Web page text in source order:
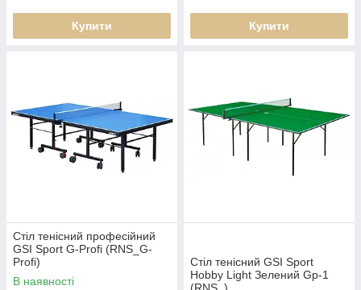
Купити Купити
Стіл тенісний професійний
GSI Sport G-Profi (RNS_G-
Profi)
В наявності
Стіл тенісний GSI Sport
Hobby Light Зелений Gp-1